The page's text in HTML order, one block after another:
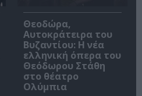
Θεοδώρα,
Αυτοκράτειρα του
Βυζαντίου: Η νέα
ελληνική όπερα του
Θεόδωρου Στάθη
στο θέατρο
Ολύμπια